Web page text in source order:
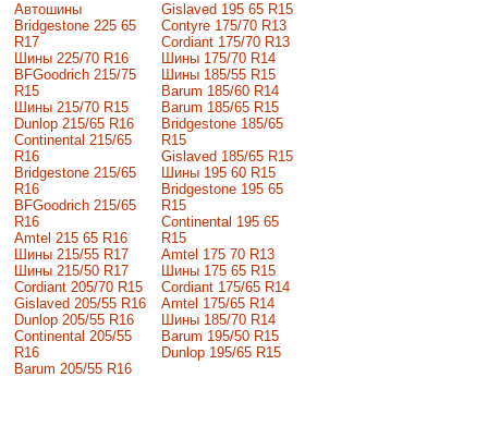
Автошины
Bridgestone 225 65
R17
Шины 225/70 R16
BFGoodrich 215/75
R15
Шины 215/70 R15
Dunlop 215/65 R16
Continental 215/65
R16
Bridgestone 215/65
R16
BFGoodrich 215/65
R16
Amtel 215 65 R16
Шины 215/55 R17
Шины 215/50 R17
Сordiant 205/70 R15
Gislaved 205/55 R16
Dunlop 205/55 R16
Continental 205/55
R16
Barum 205/55 R16
Gislaved 195 65 R15
Contyre 175/70 R13
Cordiant 175/70 R13
Шины 175/70 R14
Шины 185/55 R15
Barum 185/60 R14
Barum 185/65 R15
Bridgestone 185/65
R15
Gislaved 185/65 R15
Шины 195 60 R15
Bridgestone 195 65
R15
Continental 195 65
R15
Amtel 175 70 R13
Шины 175 65 R15
Cordiant 175/65 R14
Amtel 175/65 R14
Шины 185/70 R14
Barum 195/50 R15
Dunlop 195/65 R15